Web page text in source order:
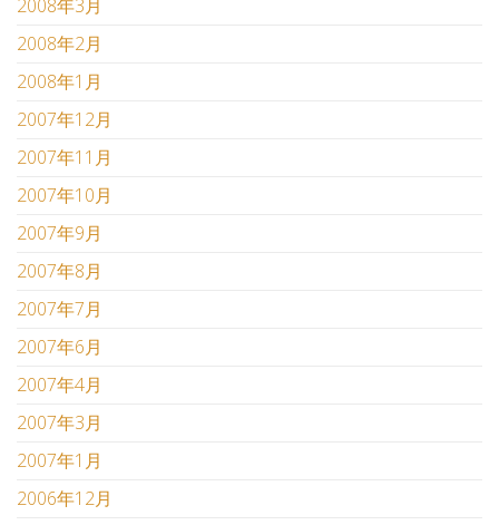
2008年3月
2008年2月
2008年1月
2007年12月
2007年11月
2007年10月
2007年9月
2007年8月
2007年7月
2007年6月
2007年4月
2007年3月
2007年1月
2006年12月